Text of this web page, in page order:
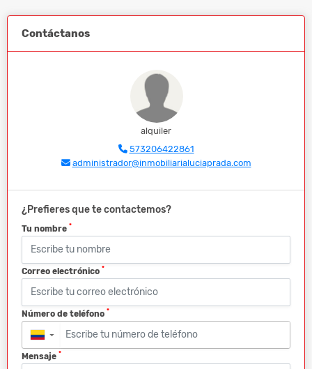
Contáctanos
alquiler
573206422861
administrador@inmobiliarialuciaprada.com
¿Prefieres que te contactemos?
Tu nombre *
Correo electrónico *
Número de teléfono *
▼
Mensaje *